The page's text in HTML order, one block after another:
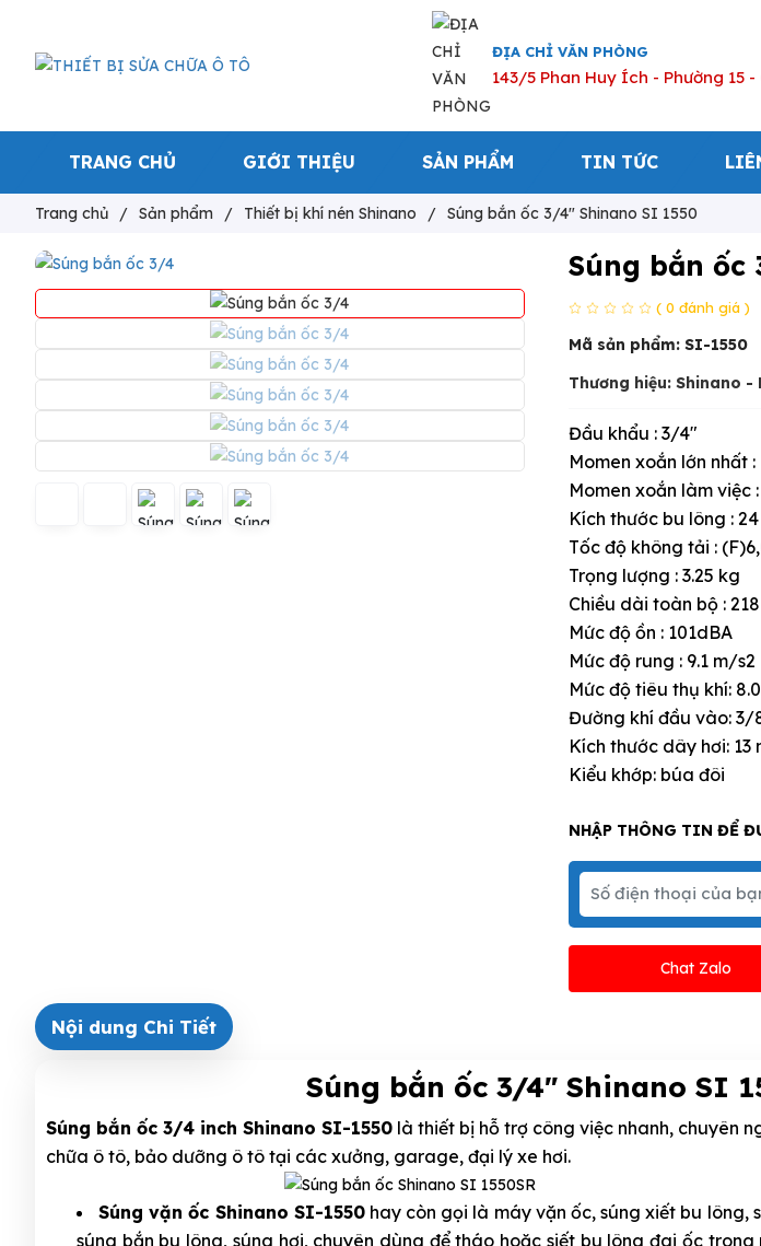
ĐỊA CHỈ VĂN PHÒNG
143/5 Phan Huy Ích - Phường 15 -
TRANG CHỦ GIỚI THIỆU SẢN PHẨM TIN TỨC
Trang chủ / Sản phẩm / Thiết bị khí nén Shinano / Súng bắn ốc 3/4" Shinano SI 1550
Súng bắn ốc
( 0 đánh giá )
Mã sản phẩm: SI-1550
Thương hiệu: Shinano -
Đầu khẩu : 3/4"
Momen xoắn lớn nhất :
Momen xoắn làm việc
Kích thước bu lông :
Tốc độ không tải :
Trọng lượng : 3.25 kg
Chiều dài toàn bộ :
Mức độ ồn : 101dBA
Mức độ rung : 9.1 m/s2
Mức độ tiêu thụ khí:
Đường khí đầu vào: 3/
Kích thước dây hơi: 13
Kiểu khớp: búa đôi
NHẬP THÔNG TIN ĐỂ
Chat Zalo
Nội dung Chi Tiết
Súng bắn ốc 3/4" Shinano SI
Súng bắn ốc 3/4 inch Shinano SI-1550 là thiết bị hỗ trợ công việc nhanh, chuyên
chữa ô tô, bảo dưỡng ô tô tại các xưởng, garage, đại lý xe hơi.
Súng vặn ốc Shinano SI-1550hay còn gọi là máy vặn ốc, súng xiết bu lông,
súng bắn bu lông, súng hơi, chuyên dùng để tháo hoặc siết bu lông đai ốc